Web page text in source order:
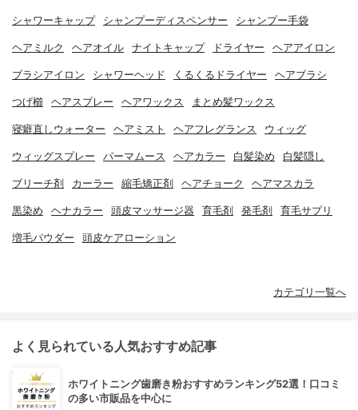
シャワーキャップ シャンプーディスペンサー シャンプー手袋
ヘアミルク ヘアオイル ナイトキャップ ドライヤー ヘアアイロン
ブラシアイロン シャワーヘッド くるくるドライヤー ヘアブラシ
つげ櫛 ヘアスプレー ヘアワックス まとめ髪ワックス
寝癖直しウォーター ヘアミスト ヘアフレグランス ウィッグ
ウィッグスプレー パーマムース ヘアカラー 白髪染め 白髪隠し
ブリーチ剤 カーラー 縮毛矯正剤 ヘアチョーク ヘアマスカラ
黒染め ヘナカラー 頭皮マッサージ器 育毛剤 発毛剤 育毛サプリ
増毛パウダー 頭皮ケアローション
カテゴリ一覧へ
よく見られている人気おすすめ記事
ホワイトニング歯磨き粉おすすめランキング52選！口コミ
の多い市販品を中心に